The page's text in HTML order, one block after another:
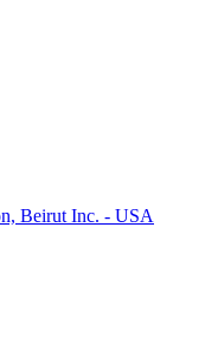
Beirut Inc. - USA